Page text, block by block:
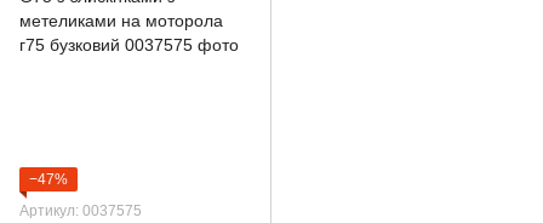
−47%
Артикул: 0037575